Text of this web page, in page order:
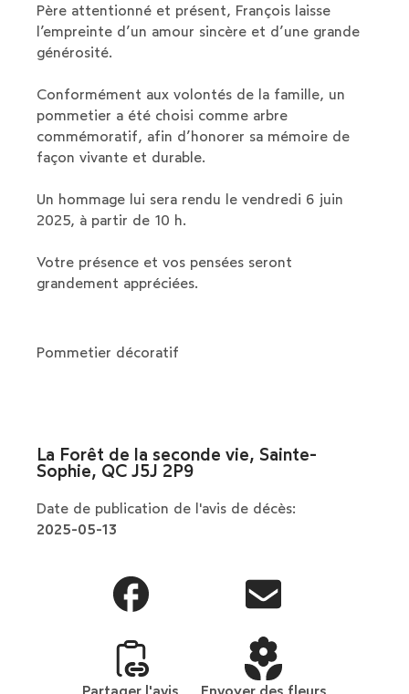
La Forêt de la seconde vie, Sainte-
Sophie, QC J5J 2P9
Date de publication de l'avis de décès:
2025-05-13
Partager l'avis Envoyer des fleurs
Père attentionné et présent, François laisse
l’empreinte d’un amour sincère et d’une grande
générosité.
Conformément aux volontés de la famille, un
pommetier a été choisi comme arbre
commémoratif, afin d’honorer sa mémoire de
façon vivante et durable.
Un hommage lui sera rendu le vendredi 6 juin
2025, à partir de 10 h.
Votre présence et vos pensées seront
grandement appréciées.
Pommetier décoratif